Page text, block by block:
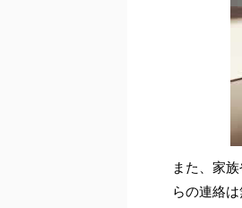
また、家
らの連絡